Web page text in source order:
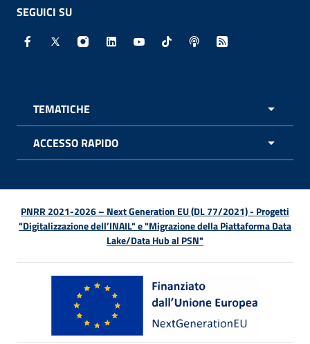
SEGUICI SU
Facebook - Sito esterno - Apertura in nuova finestra
X - Sito esterno - Apertura in nuova finestra
Instagram - Sito esterno - Apertura in
Linkedin - Sito esterno - Apertura in
Youtube - Sito esterno -
TikTok - Sito esterno -
Spreaker - Sito
Feed RSS -
TEMATICHE
ACCESSO RAPIDO
PNRR 2021-2026 – Next Generation EU (DL 77/2021) - Progetti
"Digitalizzazione dell’INAIL" e "Migrazione della Piattaforma Data
Lake/Data Hub al PSN"